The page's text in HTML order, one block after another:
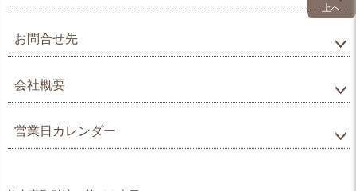
上へ
お問合せ先
会社概要
営業日カレンダー